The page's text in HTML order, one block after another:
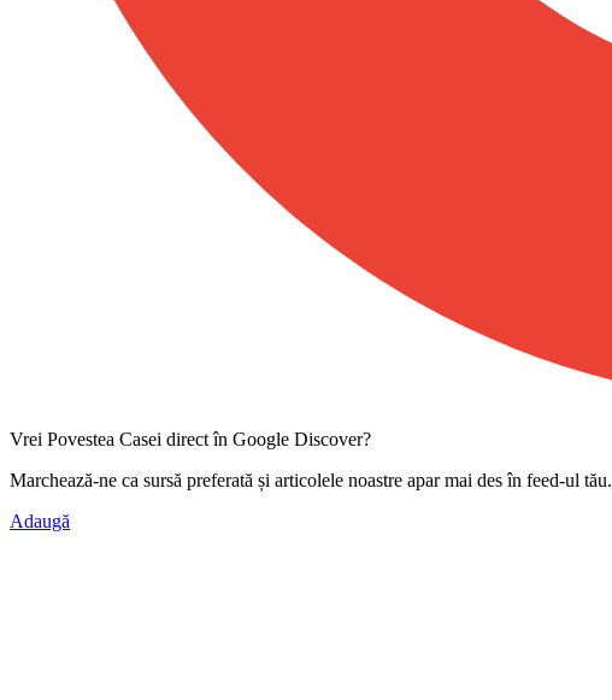
Vrei Povestea Casei direct în Google Discover?
Marchează-ne ca sursă preferată și articolele noastre apar mai des în feed-ul tău.
Adaugă